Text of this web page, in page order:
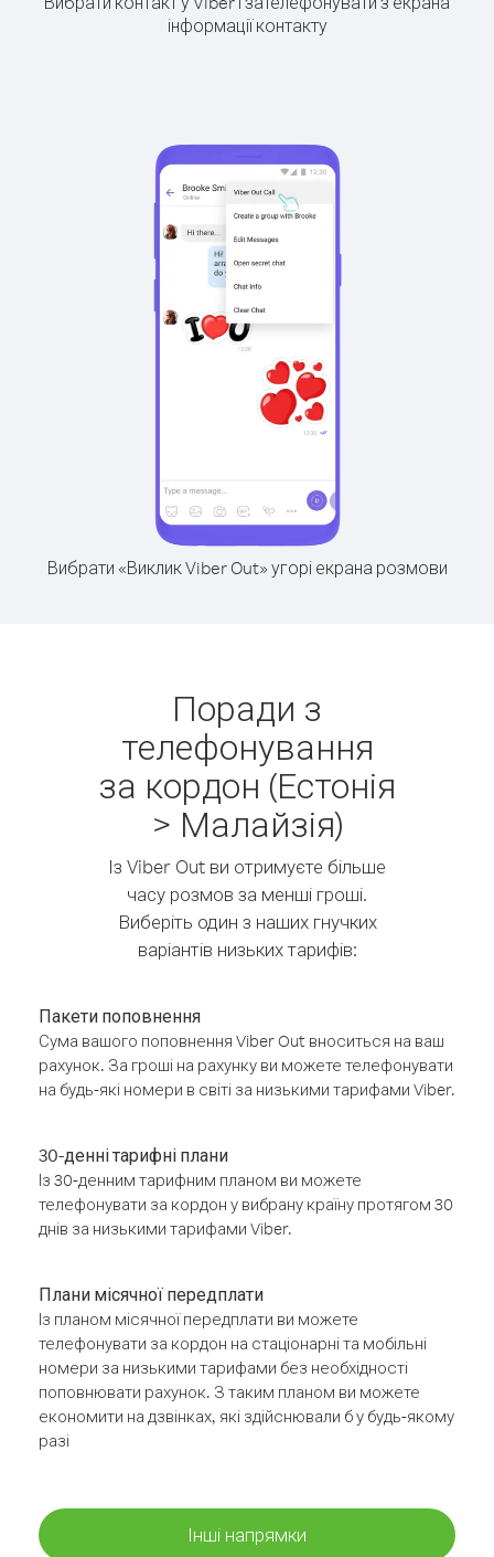
інформації контакту
Вибрати «Виклик Viber Out» угорі екрана розмови
Поради з
телефонування
за кордон (Естонія
> Малайзія)
Із Viber Out ви отримуєте більше
часу розмов за менші гроші.
Виберіть один з наших гнучких
варіантів низьких тарифів:
Пакети поповнення
Сума вашого поповнення Viber Out вноситься на ваш
рахунок. За гроші на рахунку ви можете телефонувати
на будь-які номери в світі за низькими тарифами Viber.
30-денні тарифні плани
Із 30-денним тарифним планом ви можете
телефонувати за кордон у вибрану країну протягом 30
днів за низькими тарифами Viber.
Плани місячної передплати
Із планом місячної передплати ви можете
телефонувати за кордон на стаціонарні та мобільні
номери за низькими тарифами без необхідності
поповнювати рахунок. З таким планом ви можете
економити на дзвінках, які здійснювали б у будь-якому
разі
Інші напрямки